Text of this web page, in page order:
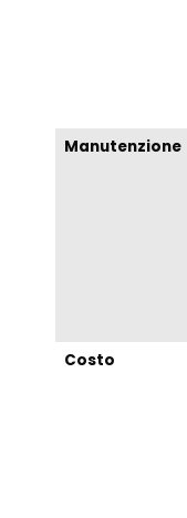
Manutenzione
Costo